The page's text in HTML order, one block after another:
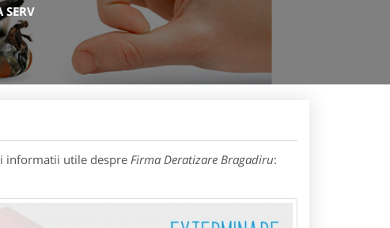
SERV
informatii utile despreFirma Deratizare Bragadiru: